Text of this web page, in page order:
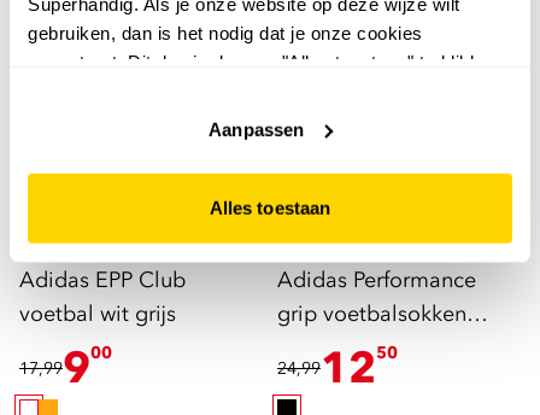
gebruiken, dan is het nodig dat je onze cookies
accepteert. Dit doe je door op "Alles toestaan" te klikken.
website niet optimaal functioneert.
Aanpassen
Alles toestaan
Adidas
Adidas EPP Club
voetbal wit grijs
17,99900
Adidas
Adidas Performance
grip voetbalsokken
24,991250